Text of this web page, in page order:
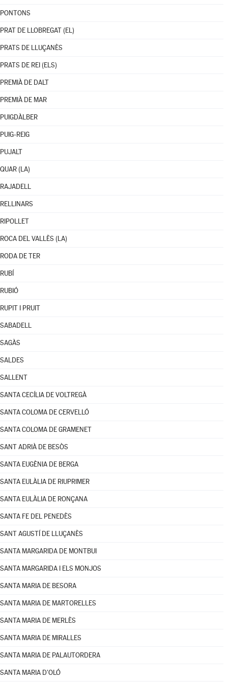
PONTONS
PRAT DE LLOBREGAT (EL)
PRATS DE LLUÇANÈS
PRATS DE REI (ELS)
PREMIÀ DE DALT
PREMIÀ DE MAR
PUIGDÀLBER
PUIG-REIG
PUJALT
QUAR (LA)
RAJADELL
RELLINARS
RIPOLLET
ROCA DEL VALLÈS (LA)
RODA DE TER
RUBÍ
RUBIÓ
RUPIT I PRUIT
SABADELL
SAGÀS
SALDES
SALLENT
SANTA CECÍLIA DE VOLTREGÀ
SANTA COLOMA DE CERVELLÓ
SANTA COLOMA DE GRAMENET
SANT ADRIÀ DE BESÒS
SANTA EUGÈNIA DE BERGA
SANTA EULÀLIA DE RIUPRIMER
SANTA EULÀLIA DE RONÇANA
SANTA FE DEL PENEDÈS
SANT AGUSTÍ DE LLUÇANÈS
SANTA MARGARIDA DE MONTBUI
SANTA MARGARIDA I ELS MONJOS
SANTA MARIA DE BESORA
SANTA MARIA DE MARTORELLES
SANTA MARIA DE MERLÈS
SANTA MARIA DE MIRALLES
SANTA MARIA DE PALAUTORDERA
SANTA MARIA D'OLÓ